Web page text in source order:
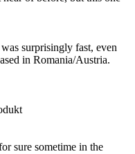
surprisingly fast, even
in Romania/Austria.
sure sometime in the